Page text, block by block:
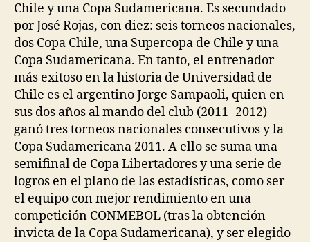
Chile y una Copa Sudamericana. Es secundado
por José Rojas, con diez: seis torneos nacionales,
dos Copa Chile, una Supercopa de Chile y una
Copa Sudamericana. En tanto, el entrenador
más exitoso en la historia de Universidad de
Chile es el argentino Jorge Sampaoli, quien en
sus dos años al mando del club (2011- 2012)
ganó tres torneos nacionales consecutivos y la
Copa Sudamericana 2011. A ello se suma una
semifinal de Copa Libertadores y una serie de
logros en el plano de las estadísticas, como ser
el equipo con mejor rendimiento en una
competición CONMEBOL (tras la obtención
invicta de la Copa Sudamericana), y ser elegido